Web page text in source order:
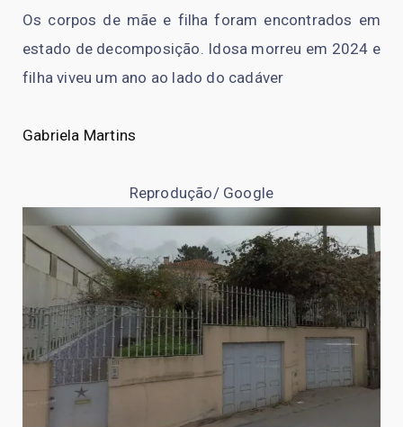
Os corpos de mãe e filha foram encontrados em
estado de decomposição. Idosa morreu em 2024 e
filha viveu um ano ao lado do cadáver
Gabriela Martins
Reprodução/ Google